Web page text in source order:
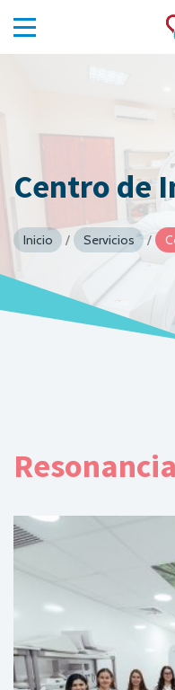
Centro de
Inicio / Servicios /